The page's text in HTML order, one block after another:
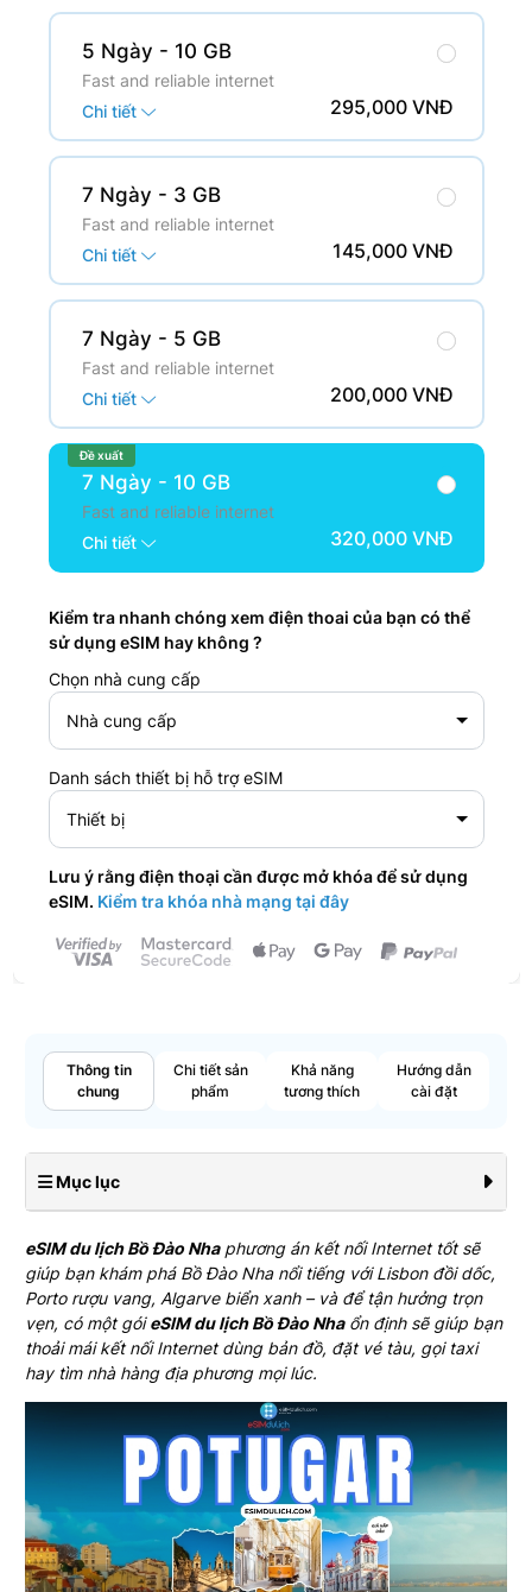
5 Ngày - 10 GB
Fast and reliable internet
Chi tiết
295,000 VNĐ
7 Ngày - 3 GB
Fast and reliable internet
Chi tiết
145,000 VNĐ
7 Ngày - 5 GB
Fast and reliable internet
Chi tiết
200,000 VNĐ
Đề xuất
7 Ngày - 10 GB
Fast and reliable internet
Chi tiết
320,000 VNĐ
Kiểm tra nhanh chóng xem điện thoai của bạn có thể
sử dụng eSIM hay không ?
Chọn nhà cung cấp
Nhà cung cấp
Danh sách thiết bị hỗ trợ eSIM
Thiết bị
Lưu ý rằng điện thoại cần được mở khóa để sử dụng
eSIM. Kiểm tra khóa nhà mạng tại đây
Thông tin
chung
Chi tiết sản
phẩm
Khả năng
tương thích
Hướng dẫn
cài đặt
Mục lục
eSIM du lịch Bồ Đào Nhaphương án kết nối Internet tốt sẽ
giúp bạn khám phá Bồ Đào Nha nổi tiếng với Lisbon đồi dốc,
Porto rượu vang, Algarve biển xanh – và để tận hưởng trọn
vẹn, có một góieSIM du lịch Bồ Đào Nhaổn định sẽ giúp bạn
thoải mái kết nối Internet dùng bản đồ, đặt vé tàu, gọi taxi
hay tìm nhà hàng địa phương mọi lúc.